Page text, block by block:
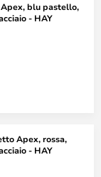
blu pastello,
- HAY
Apex, rossa,
- HAY